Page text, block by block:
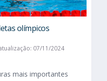
olímpicos
07/11/2024
mais importantes